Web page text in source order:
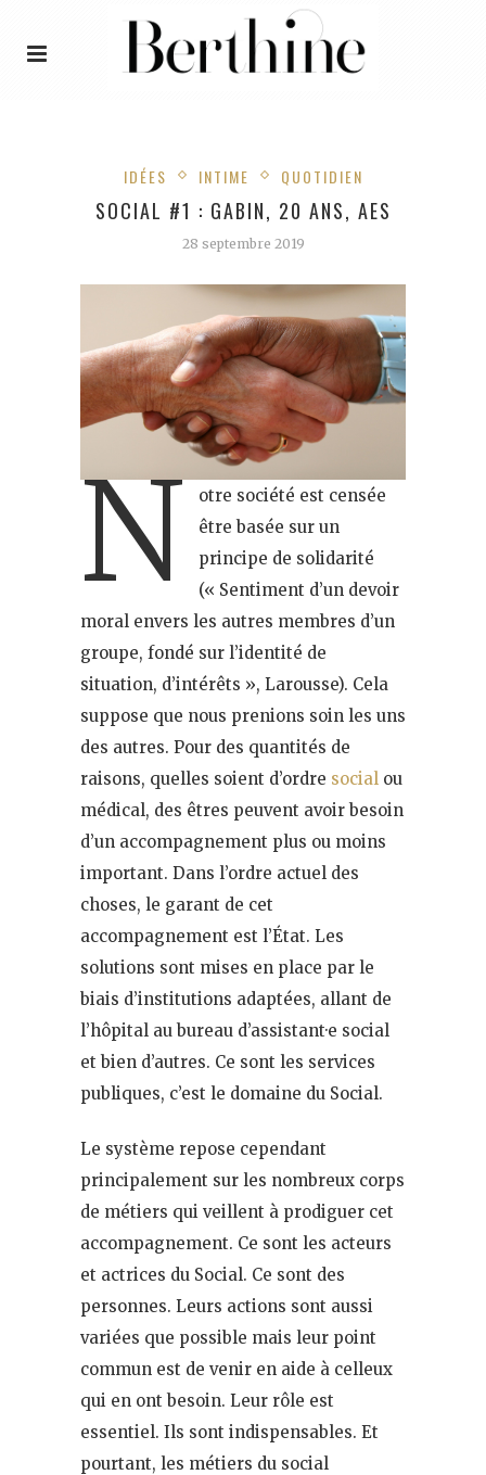
IDÉES INTIME QUOTIDIEN
SOCIAL #1 : GABIN, 20 ANS, AES
28 septembre 2019
N
otre société est censée
être basée sur un
principe de solidarité
(« Sentiment d’un devoir
moral envers les autres membres d’un
groupe, fondé sur l’identité de
situation, d’intérêts », Larousse). Cela
suppose que nous prenions soin les uns
des autres. Pour des quantités de
raisons, quelles soient d’ordre social ou
médical, des êtres peuvent avoir besoin
d’un accompagnement plus ou moins
important. Dans l’ordre actuel des
choses, le garant de cet
accompagnement est l’État. Les
solutions sont mises en place par le
biais d’institutions adaptées, allant de
l’hôpital au bureau d’assistant·e social
et bien d’autres. Ce sont les services
publiques, c’est le domaine du Social.
Le système repose cependant
principalement sur les nombreux corps
de métiers qui veillent à prodiguer cet
accompagnement. Ce sont les acteurs
et actrices du Social. Ce sont des
personnes. Leurs actions sont aussi
variées que possible mais leur point
commun est de venir en aide à celleux
qui en ont besoin. Leur rôle est
essentiel. Ils sont indispensables. Et
pourtant, les métiers du social